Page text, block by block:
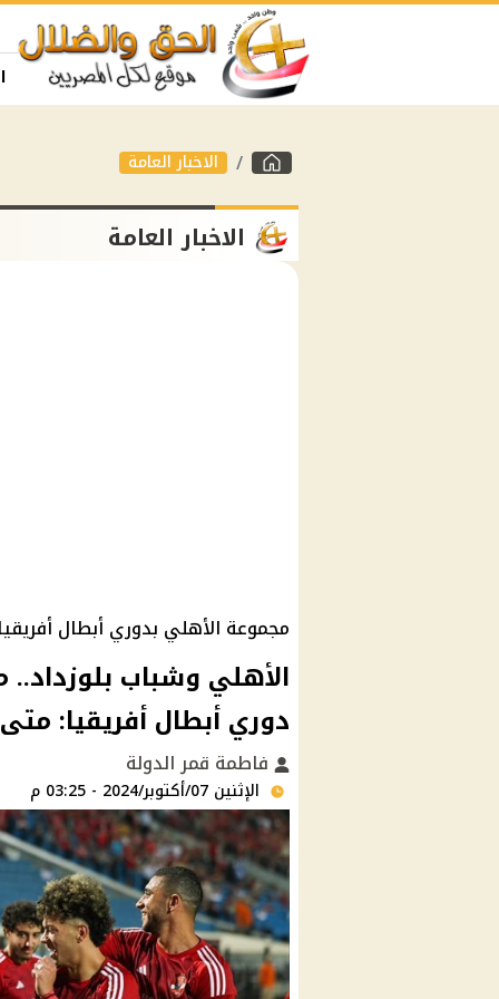
الاخبار العامة
الاخبار العامة
مجموعة الأهلي بدوري أبطال
الأهلي وشباب
دوري أبطال أفريقيا:
فاطمة قمر الدولة
الإثنين 07/أكتوبر/2024 - 03:25 م